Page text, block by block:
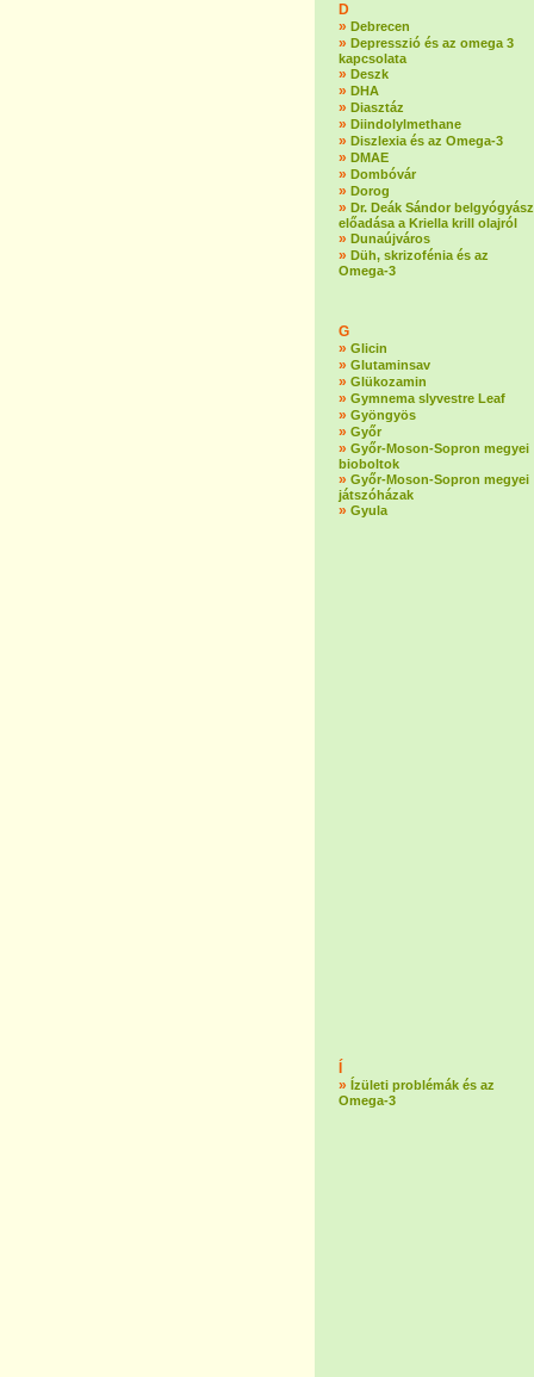
D
» Debrecen
» Depresszió és az omega 3
kapcsolata
» Deszk
» DHA
» Diasztáz
» Diindolylmethane
» Diszlexia és az Omega-3
» DMAE
» Dombóvár
» Dorog
» Dr. Deák Sándor belgyógyász
előadása a Kriella krill olajról
» Dunaújváros
» Düh, skrizofénia és az
Omega-3
G
» Glicin
» Glutaminsav
» Glükozamin
» Gymnema slyvestre Leaf
» Gyöngyös
» Győr
» Győr-Moson-Sopron megyei
bioboltok
» Győr-Moson-Sopron megyei
játszóházak
» Gyula
» Ízületi problémák és az
Omega-3